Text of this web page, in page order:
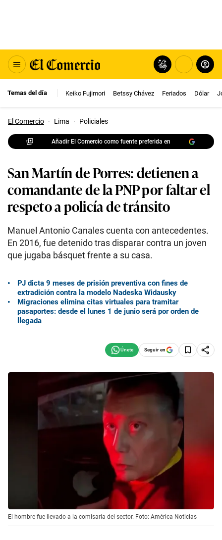
Temas del día Keiko Fujimori Betssy Chávez Feriados Dólar
El Comercio · Lima · Policiales
Añadir El Comercio como fuente preferida en
San Martín de Porres: detienen a
comandante de la PNP por faltar el
respeto a policía de tránsito
Manuel Antonio Canales cuenta con antecedentes.
En 2016, fue detenido tras disparar contra un joven
que jugaba básquet frente a su casa.
PJ dicta 9 meses de prisión preventiva con fines de
extradición contra la modelo Nadeska Widausky
Migraciones elimina citas virtuales para tramitar
pasaportes: desde el lunes 1 de junio será por orden de
llegada
Seguir en
El hombre fue llevado a la comisaría del sector. Foto: América Noticias